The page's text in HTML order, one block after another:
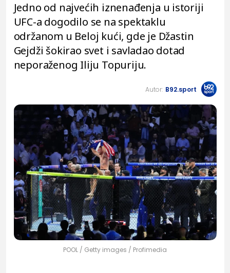
Jedno od najvećih iznenađenja u istoriji
UFC-a dogodilo se na spektaklu
održanom u Beloj kući, gde je Džastin
Gejdži šokirao svet i savladao dotad
neporaženog Iliju Topuriju.
Autor: B92.sport
POOL / Getty images / Profimedia